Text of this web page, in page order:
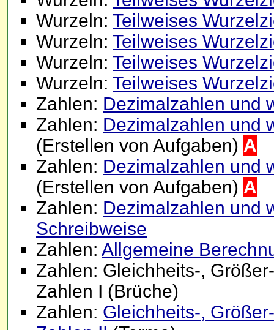
Wurzeln: Teilweises
Wurzeln: Teilweises
Wurzeln: Teilweises
Wurzeln: Teilweises
Zahlen: Dezimalzahlen und
Zahlen: Dezimalzahlen und
(Erstellen von Aufgaben) A
Zahlen: Dezimalzahlen und
(Erstellen von Aufgaben) A
Zahlen: Dezimalzahlen und
Schreibweise
Zahlen: Allgemeine
Zahlen: Gleichheits-,
Zahlen I (Brüche)
Zahlen: Gleichheits-,